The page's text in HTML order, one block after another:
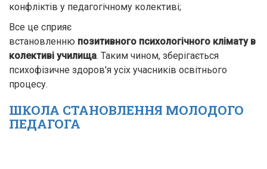
конфліктів у педагогічному колективі;
Все це сприяє
встановленню позитивного психологічного клімату в
колективі училища. Таким чином, зберігається
психофізичне здоров'я усіх учасників освітнього
процесу.
ШКОЛА СТАНОВЛЕННЯ МОЛОДОГО
ПЕДАГОГА